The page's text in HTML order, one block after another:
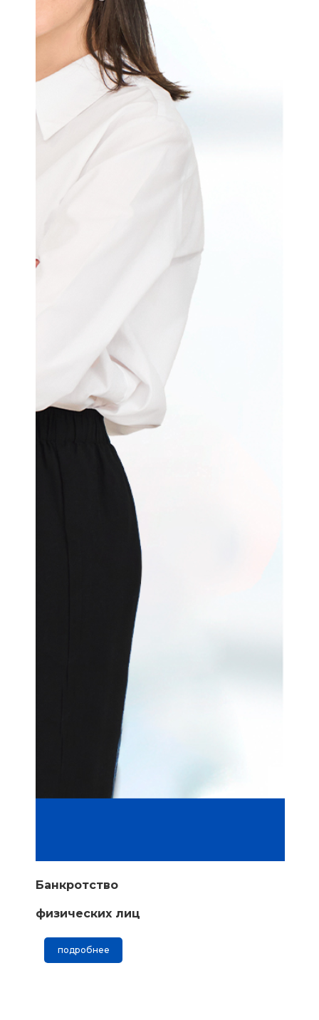
Банкротство
физических лиц
подробнее